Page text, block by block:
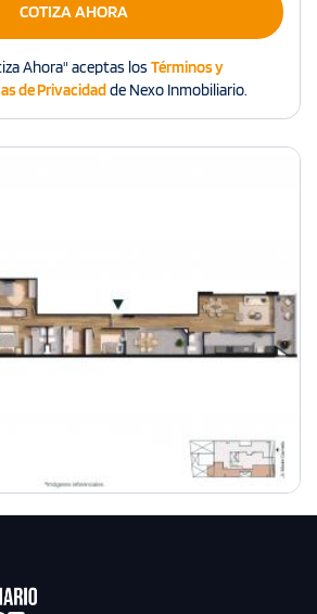
COTIZA AHORA
Ahora" aceptas los Términos y
de Privacidadde Nexo Inmobiliario.